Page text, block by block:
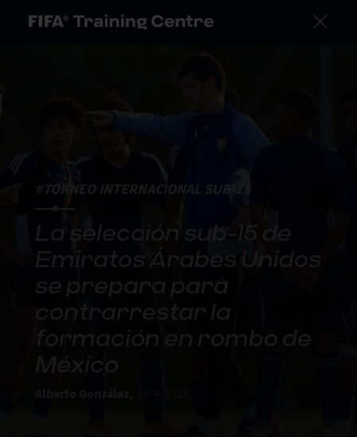
#TORNEO INTERNACIONAL SUB-15
La selección sub-15 de
Emiratos Árabes Unidos
se prepara para
contrarrestar la
formación en rombo de
México